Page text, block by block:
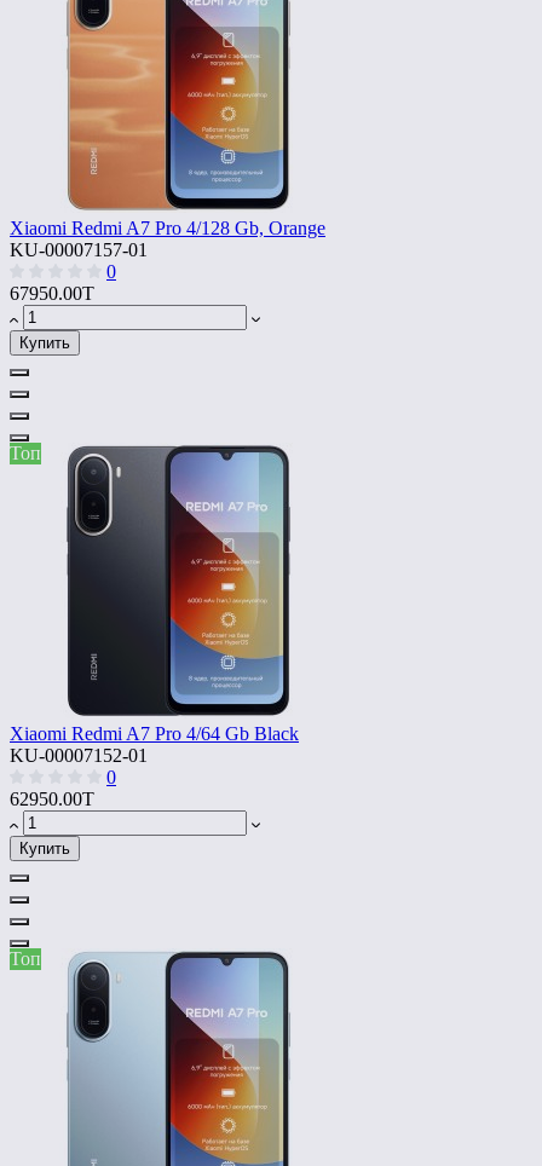
Xiaomi Redmi A7 Pro 4/128 Gb, Orange
KU-00007157-01
0
67950.00T
Купить
Топ
Xiaomi Redmi A7 Pro 4/64 Gb Black
KU-00007152-01
0
62950.00T
Купить
Топ